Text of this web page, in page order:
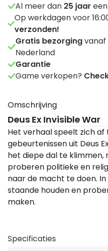
Al meer dan 25 jaar
Op werkdagen voor
verzonden!
Gratis bezorgingvanaf
Nederland
Garantie
Game verkopen?
Omschrijving
Deus Ex Invisible War
Het verhaal speelt zich af
gebeurtenissen uit Deus
het diepe dal te
proberen politieke en
naar de macht te doen.
staande houden en
maken.
Specificaties